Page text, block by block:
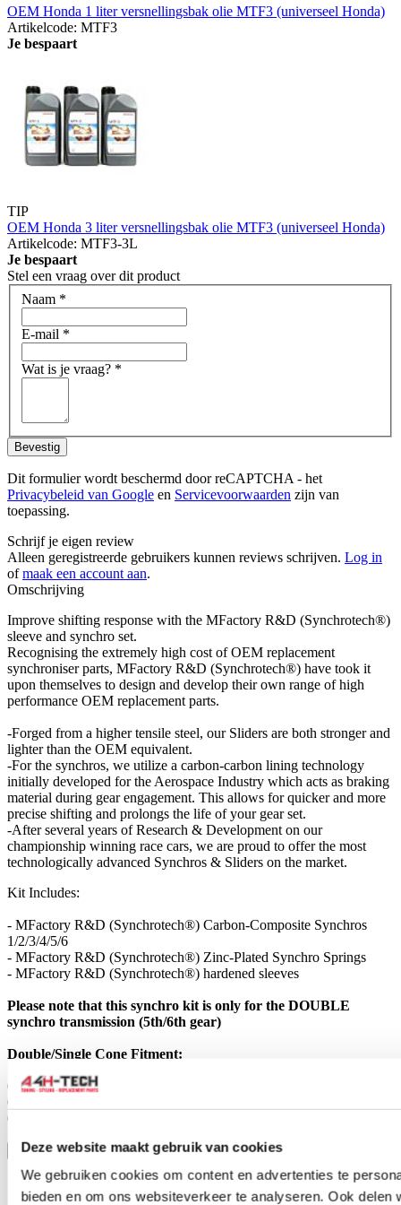
Deze website maakt gebruik van cookies
We gebruiken cookies om content en advertenties te
bieden en om ons websiteverkeer te analyseren. Ook
OEM Honda 1 liter versnellingsbak olie MTF3 (universeel Honda)
Artikelcode: MTF3
Je bespaart
TIP
OEM Honda 3 liter versnellingsbak olie MTF3 (universeel Honda)
Artikelcode: MTF3-3L
Je bespaart
Stel een vraag over dit product
Naam *
E-mail *
Wat is je vraag? *
Bevestig
Dit formulier wordt beschermd door reCAPTCHA - het
Privacybeleid van Google en Servicevoorwaarden zijn van
toepassing.
Schrijf je eigen review
Alleen geregistreerde gebruikers kunnen reviews schrijven. Log in
ofmaak een account aan.
Omschrijving
Improve shifting response with the MFactory R&D (Synchrotech®)
sleeve and synchro set.
Recognising the extremely high cost of OEM replacement
synchroniser parts, MFactory R&D (Synchrotech®) have took it
upon themselves to design and develop their own range of high
performance OEM replacement parts.
-Forged from a higher tensile steel, our Sliders are both stronger and
lighter than the OEM equivalent.
-For the synchros, we utilize a carbon-carbon lining technology
initially developed for the Aerospace Industry which acts as braking
material during gear engagement. This allows for quicker and more
precise shifting and prolongs the life of your gear set.
-After several years of Research & Development on our
championship winning race cars, we are proud to offer the most
technologically advanced Synchros & Sliders on the market.
Kit Includes:
- MFactory R&D (Synchrotech®) Carbon-Composite Synchros
1/2/3/4/5/6
- MFactory R&D (Synchrotech®) Zinc-Plated Synchro Springs
- MFactory R&D (Synchrotech®) hardened sleeves
Please note that this synchro kit is only for the DOUBLE
synchro transmission (5th/6th gear)
Double/Single Cone Fitment:
01-04 EP3 & DC5 has Dual Cone
05-06 EP3 & DC5 has Single Cone
07-12 FN2 has Single Cone
Toon meer
Stel een vraag over dit product
Naam*